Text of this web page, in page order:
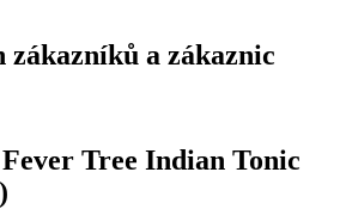
zákazníků a zákaznic
Tree Indian Tonic